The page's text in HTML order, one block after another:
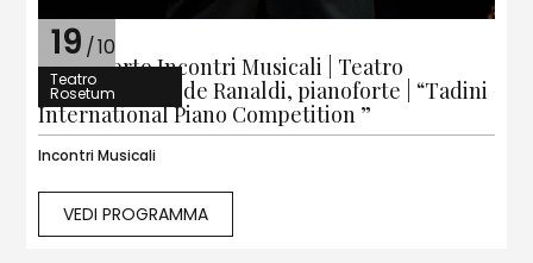
19 /10
Teatro
Rosetum
3° Concerto Incontri Musicali | Teatro
Rosetum | Davide Ranaldi, pianoforte | “Tadini
International Piano Competition ”
Incontri Musicali
VEDI PROGRAMMA